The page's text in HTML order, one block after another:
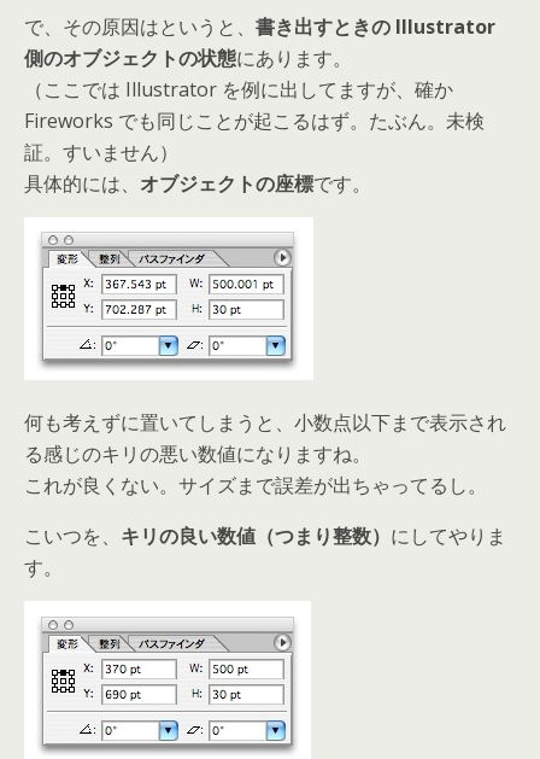
で、その原因はというと、 書き出すときの Illustrator
側のオブジェクトの状態にあります。
（ここでは Illustrator を例に出してますが、確か
Fireworks でも同じことが起こるはず。たぶん。未検
証。すいません）
具体的には、 オブジェクトの座標です。
何も考えずに置いてしまうと、小数点以下まで表示され
る感じのキリの悪い数値になりますね。
これが良くない。サイズまで誤差が出ちゃってるし。
こいつを、 キリの良い数値（つまり整数） にしてやりま
す。